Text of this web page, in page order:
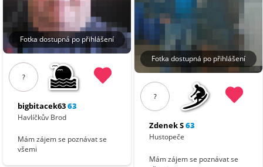
Fotka dostupná po přihlášení
?
bigbitacek6363
Havlíčkův Brod
Mám zájem se poznávat se
všemi
Fotka dostupná po přihlášení
?
Zdenek S63
Hustopeče
Mám zájem se poznávat se